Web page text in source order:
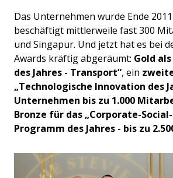
Das Unternehmen wurde Ende
beschäftigt mittlerweile fast 300
und Singapur. Und jetzt hat es bei
Awards kräftig abgeräumt: Gold
des Jahres - Transport“, ein
„Technologische Innovation des
Unternehmen bis zu 1.000
Bronze für das „Corporate-
Programm des Jahres - bis zu